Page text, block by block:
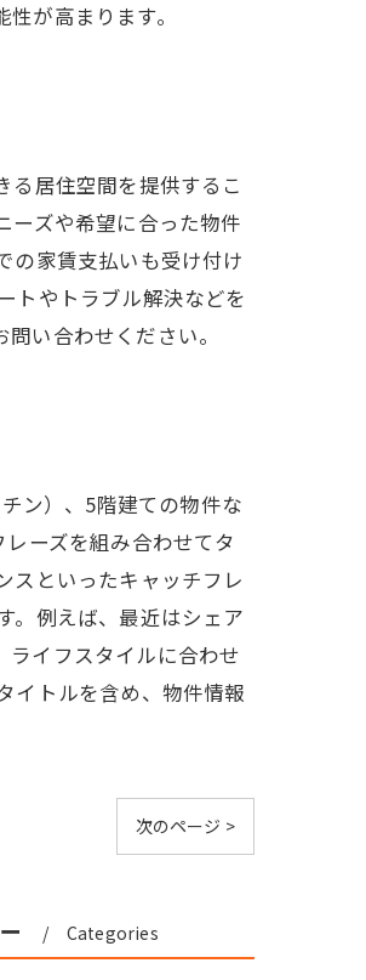
が高まります。
る居住空間を提供するこ
ーズや希望に合った物件
の家賃支払いも受け付け
トやトラブル解決などを
い合わせください。
ン）、5階建ての物件な
ーズを組み合わせてタ
スといったキャッチフレ
。例えば、最近はシェア
ライフスタイルに合わせ
イトルを含め、物件情報
次のページ >
Categories